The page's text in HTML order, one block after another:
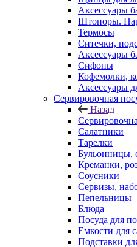
Аксессуары
Штопоры.
Термосы
Ситечки,
Аксессуары
Сифоны
Кофемолки,
Аксессуары
Сервировочная
Назад
Салатники
Тарелки
Бульонницы,
Креманки,
Соусники
Сервизы,
Пепельницы
Блюда
Посуда для
Емкости для
Подставки